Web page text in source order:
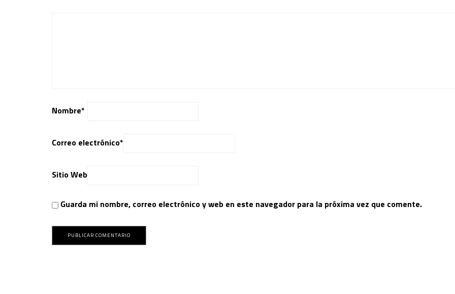
Nombre*
Correo electrónico*
Sitio Web
Guarda mi nombre, correo electrónico y web en este navegador para la próxima vez que comente.